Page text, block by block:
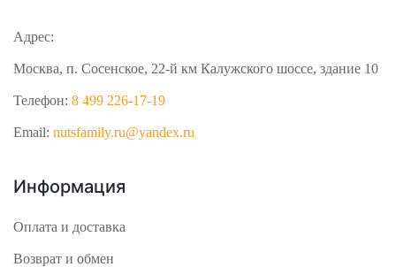
Адрес:
Москва, п. Сосенское, 22-й км Калужского шоссе, здание 10
Телефон: 8 499 226-17-19
Email: nutsfamily.ru@yandex.ru
Информация
Оплата и доставка
Возврат и обмен